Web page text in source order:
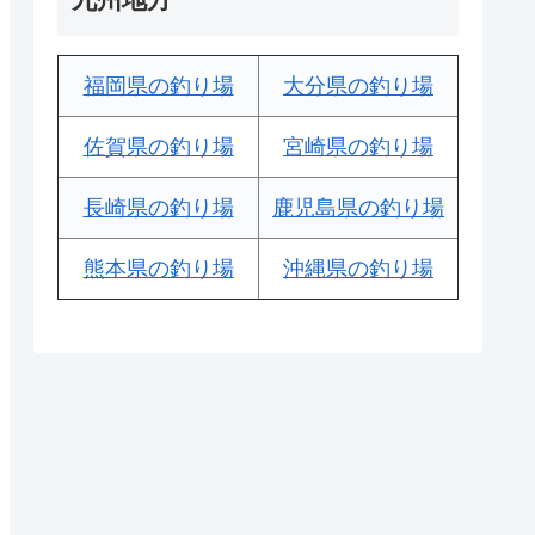
福岡県の釣り場 大分県の釣り場
佐賀県の釣り場 宮崎県の釣り場
長崎県の釣り場 鹿児島県の釣り場
熊本県の釣り場 沖縄県の釣り場